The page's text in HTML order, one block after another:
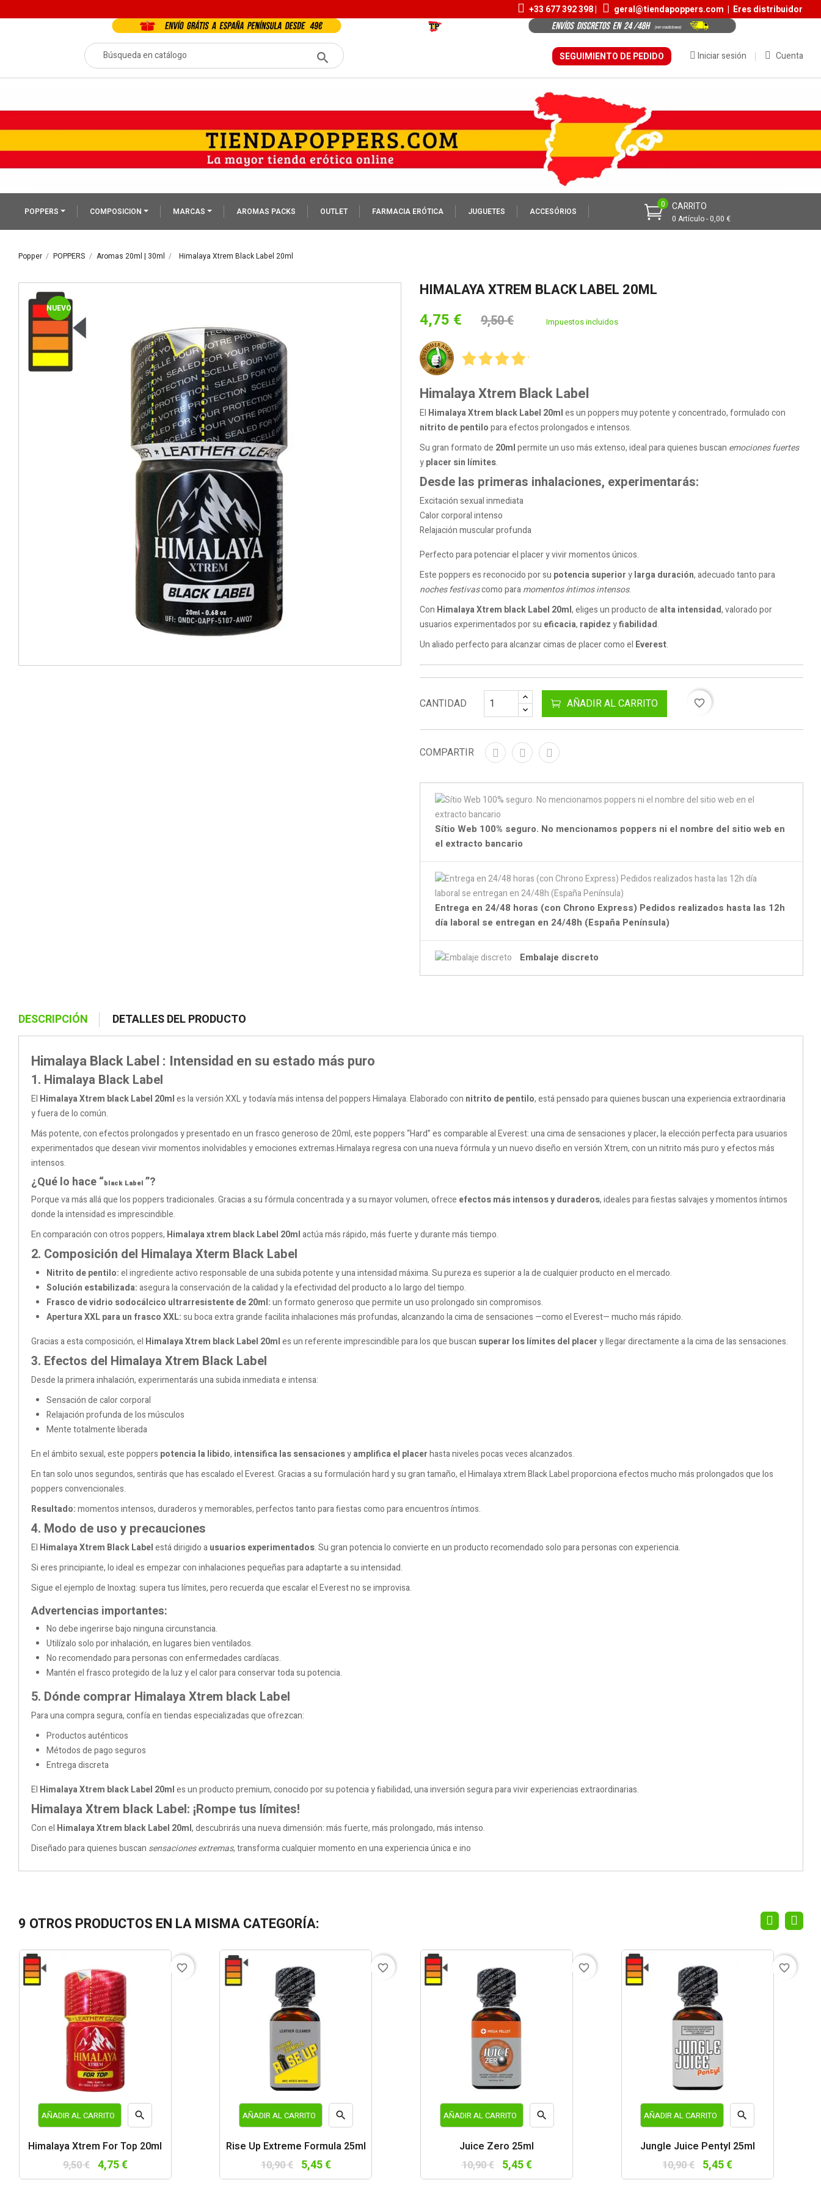
+33 677 392 398 | geral@tiendapoppers.com | Eres distribuidor
Cuenta
Iniciar sesión
SEGUIMIENTO DE PEDIDO
CARRITO
0 Artículo - 0,00 €
0
POPPERS COMPOSICION MARCAS AROMAS PACKS OUTLET FARMACIA ERÓTICA JUGUETES ACCESÓRIOS
Popper POPPERS Aromas 20ml | 30ml Himalaya Xtrem Black Label 20ml
NUEVO
HIMALAYA XTREM BLACK LABEL 20ML
4,75 € 9,50 € Impuestos incluidos
Himalaya Xtrem Black Label
El Himalaya Xtrem black Label 20mles un poppers muy potente y concentrado, formulado con
nitrito de pentilopara efectos prolongados e intensos.
Su gran formato de 20mlpermite un uso más extenso, ideal para quienes buscan emociones fuertes
yplacer sin límites.
Desde las primeras inhalaciones, experimentarás:
Excitación sexual inmediata
Calor corporal intenso
Relajación muscular profunda
Perfecto para potenciar el placer y vivir momentos únicos.
Este poppers es reconocido por su potencia superiorylarga duración, adecuado tanto para
noches festivascomo paramomentos íntimos intensos.
Con HimalayaXtrem black Label 20ml, eliges un producto de alta intensidad, valorado por
usuarios experimentados por su eficacia, rapidezyfiabilidad.
Un aliado perfecto para alcanzar cimas de placer como el Everest.
CANTIDAD AÑADIR AL CARRITO favorite_border
COMPARTIR
Sítio Web 100% seguro. No mencionamos poppers ni el nombre del sitio web en
el extracto bancario
Entrega en 24/48 horas (con Chrono Express) Pedidos realizados hasta las 12h
día laboral se entregan en 24/48h (España Península)
Embalaje discreto
DESCRIPCIÓN DETALLES DEL PRODUCTO
Himalaya Black Label : Intensidad en su estado más puro
1. Himalaya Black Label
El HimalayaXtrem black Label 20mles la versión XXL y todavía más intensa del poppers Himalaya. Elaborado con nitrito de pentilo, está pensado para quienes buscan una experiencia extraordinaria
y fuera de lo común.
Más potente, con efectos prolongados y presentado en un frasco generoso de 20ml, este poppers “Hard” es comparable al Everest: una cima de sensaciones y placer, la elección perfecta para usuarios
experimentados que desean vivir momentos inolvidables y emociones extremas.Himalaya regresa con una nueva fórmula y un nuevo diseño en versión Xtrem, con un nitrito más puro y efectos más
intensos.
¿Qué lo hace “black Label ”?
Porque va más allá que los poppers tradicionales. Gracias a su fórmula concentrada y a su mayor volumen, ofrece efectos más intensos y duraderos, ideales para fiestas salvajes y momentos íntimos
donde la intensidad es imprescindible.
En comparación con otros poppers, Himalaya xtrem black Label 20mlactúa más rápido, más fuerte y durante más tiempo.
2. Composición del Himalaya Xterm Black Label
Nitrito de pentilo:el ingrediente activo responsable de una subida potente y una intensidad máxima. Su pureza es superior a la de cualquier producto en el mercado.
Solución estabilizada:asegura la conservación de la calidad y la efectividad del producto a lo largo del tiempo.
Frasco de vidrio sodocálcico ultrarresistente de 20ml:un formato generoso que permite un uso prolongado sin compromisos.
Apertura XXL para un frasco XXL:su boca extra grande facilita inhalaciones más profundas, alcanzando la cima de sensaciones —como el Everest— mucho más rápido.
Gracias a esta composición, el HimalayaXtrem black Label 20mles un referente imprescindible para los que buscan superar los límites del placery llegar directamente a la cima de las sensaciones.
3. Efectos del Himalaya Xtrem Black Label
Desde la primera inhalación, experimentarás una subida inmediata e intensa:
Sensación de calor corporal
Relajación profunda de los músculos
Mente totalmente liberada
En el ámbito sexual, este poppers potencia la libido, intensifica las sensacionesyamplifica el placerhasta niveles pocas veces alcanzados.
En tan solo unos segundos, sentirás que has escalado el Everest. Gracias a su formulación hard y su gran tamaño, el Himalaya xtrem Black Label proporciona efectos mucho más prolongados que los
poppers convencionales.
Resultado:momentos intensos, duraderos y memorables, perfectos tanto para fiestas como para encuentros íntimos.
4. Modo de uso y precauciones
El HimalayaXtrem Black Labelestá dirigido ausuarios experimentados. Su gran potencia lo convierte en un producto recomendado solo para personas con experiencia.
Si eres principiante, lo ideal es empezar con inhalaciones pequeñas para adaptarte a su intensidad.
Sigue el ejemplo de Inoxtag: supera tus límites, pero recuerda que escalar el Everest no se improvisa.
Advertencias importantes:
No debe ingerirse bajo ninguna circunstancia.
Utilízalo solo por inhalación, en lugares bien ventilados.
No recomendado para personas con enfermedades cardíacas.
Mantén el frasco protegido de la luz y el calor para conservar toda su potencia.
5. Dónde comprar Himalaya Xtrem black Label
Para una compra segura, confía en tiendas especializadas que ofrezcan:
Productos auténticos
Métodos de pago seguros
Entrega discreta
El HimalayaXtrem black Label 20mles un producto premium, conocido por su potencia y fiabilidad, una inversión segura para vivir experiencias extraordinarias.
Himalaya Xtrem black Label: ¡Rompe tus límites!
Con el HimalayaXtrem black Label 20ml, descubrirás una nueva dimensión: más fuerte, más prolongado, más intenso.
Diseñado para quienes buscan sensaciones extremas, transforma cualquier momento en una experiencia única e ino
9 OTROS PRODUCTOS EN LA MISMA CATEGORÍA:
AÑADIR AL CARRITO 
Himalaya Xtrem For Top 20ml
9,50 € 4,75 €
favorite_border
AÑADIR AL CARRITO 
rápida
Rise Up Extreme Formula 25ml
10,90 € 5,45 €
favorite_border
AÑADIR AL CARRITO 
rápida
Juice Zero 25ml
10,90 €
5,45 €
favorite_border
AÑADIR AL CARRITO 
rápida
Jungle Juice Pentyl 25ml
10,90 € 5,45 €
favorite_border